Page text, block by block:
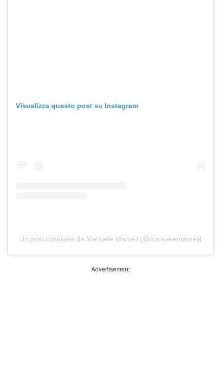
Visualizza questo post su Instagram
Un post condiviso da Manuele Mameli (@manuelemameli)
Advertisement